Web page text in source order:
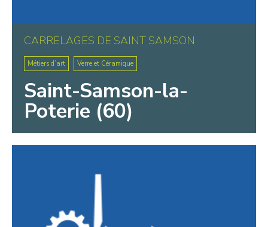
CARRELAGES DE SAINT SAMSON
Métiers d’art Verre et Céramique
Saint-Samson-la-
Poterie (60)